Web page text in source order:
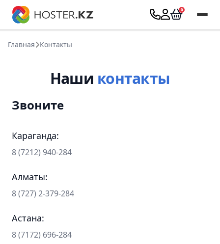
Главная Контакты
Наши контакты
Звоните
Караганда:
87212940284
8 (7212) 940-284
Алматы:
87272379284
8 (727) 2-379-284
Астана:
87172696284
8 (7172) 696-284